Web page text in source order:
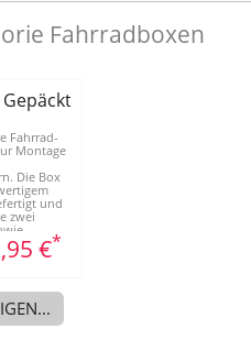
Fahrradboxen
Fahrrad-
Montage
Die Box
und
zwei
€*